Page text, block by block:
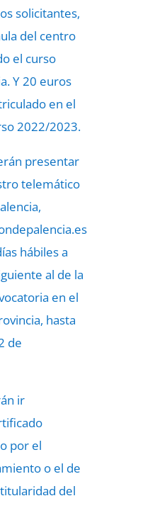
solicitantes,
del centro
el curso
Y 20 euros
en el
2022/2023.
presentar
telemático
hábiles a
al de la
en el
hasta
de
ir
por el
o el de
del